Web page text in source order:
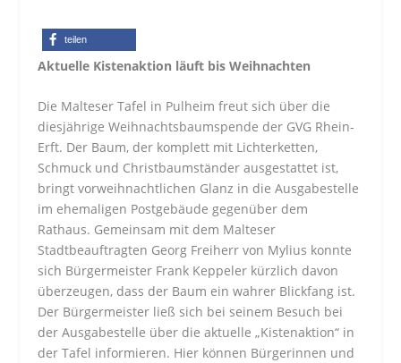
teilen
Aktuelle Kistenaktion läuft bis Weihnachten
Die Malteser Tafel in Pulheim freut sich über die
diesjährige Weihnachtsbaumspende der GVG Rhein-
Erft. Der Baum, der komplett mit Lichterketten,
Schmuck und Christbaumständer ausgestattet ist,
bringt vorweihnachtlichen Glanz in die Ausgabestelle
im ehemaligen Postgebäude gegenüber dem
Rathaus. Gemeinsam mit dem Malteser
Stadtbeauftragten Georg Freiherr von Mylius konnte
sich Bürgermeister Frank Keppeler kürzlich davon
überzeugen, dass der Baum ein wahrer Blickfang ist.
Der Bürgermeister ließ sich bei seinem Besuch bei
der Ausgabestelle über die aktuelle „Kistenaktion“ in
der Tafel informieren. Hier können Bürgerinnen und